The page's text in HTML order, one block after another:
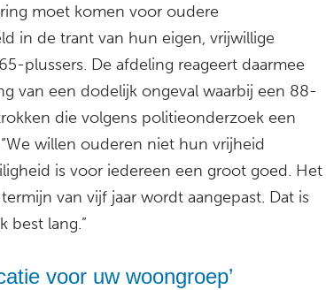
moet komen voor oudere
in de trant van hun eigen, vrijwillige
plussers. De afdeling reageert daarmee
van een dodelijk ongeval waarbij een 88-
die volgens politieonderzoek een
willen ouderen niet hun vrijheid
is voor iedereen een groot goed. Het
van vijf jaar wordt aangepast. Dat is
best lang.”
voor uw woongroep’